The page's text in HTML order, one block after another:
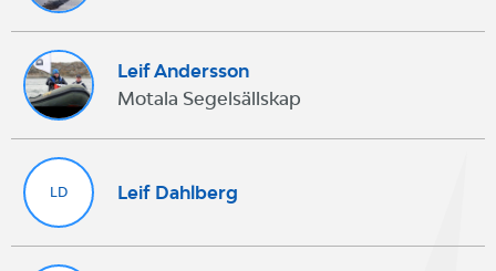
Leif Andersson
Motala Segelsällskap
LD Leif Dahlberg